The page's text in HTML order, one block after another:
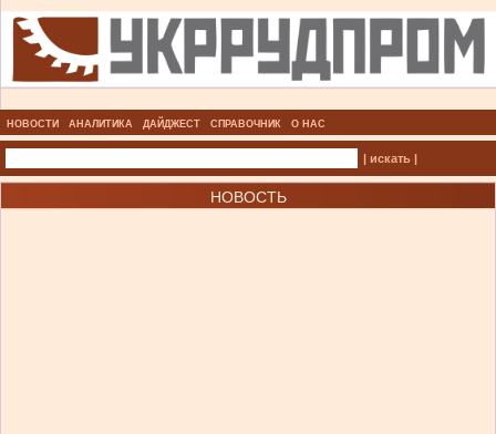
НОВОСТИ АНАЛИТИКА ДАЙДЖЕСТ СПРАВОЧНИК О НАС
| искать |
НОВОСТЬ